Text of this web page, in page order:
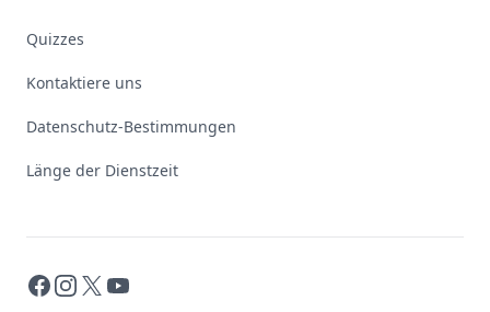
Quizzes
Kontaktiere uns
Datenschutz-Bestimmungen
Länge der Dienstzeit
Facebook
Instagram
X YouTube